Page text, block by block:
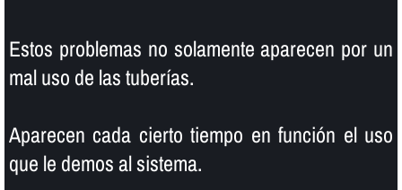
Estos problemas no solamente aparecen por un
mal uso de las tuberí­as.
Aparecen cada cierto tiempo en función el uso
que le demos al sistema.